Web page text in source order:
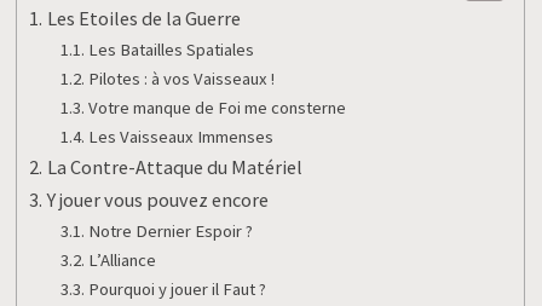
Les Etoiles de la Guerre
Les Batailles Spatiales
Pilotes : à vos Vaisseaux !
Votre manque de Foi me consterne
Les Vaisseaux Immenses
La Contre-Attaque du Matériel
Y jouer vous pouvez encore
Notre Dernier Espoir ?
L’Alliance
Pourquoi y jouer il Faut ?